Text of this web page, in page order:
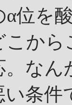
α位を
こから
。な
い条件